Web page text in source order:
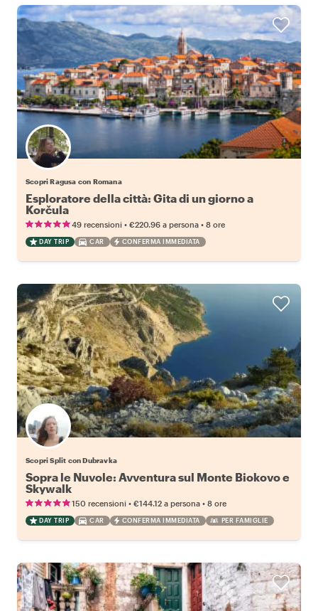
Scopri Ragusa con Romana
Esploratore della città: Gita di un giorno a
Korčula
49 recensioni • €220.96 a persona • 8 ore
DAY TRIP CAR CONFERMA IMMEDIATA
Scopri Split con Dubravka
Sopra le Nuvole: Avventura sul Monte Biokovo e
Skywalk
150 recensioni • €144.12 a persona • 8 ore
DAY TRIP CAR CONFERMA IMMEDIATA PER FAMIGLIE